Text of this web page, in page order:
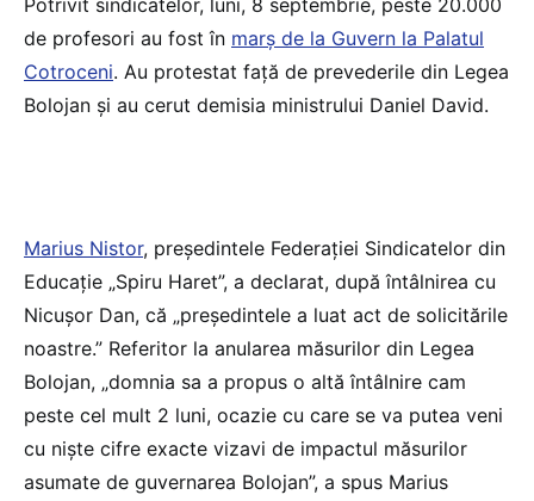
de profesori au fost în marș de la Guvern la Palatul
Cotroceni. Au protestat față de prevederile din Legea
Bolojan și au cerut demisia ministrului Daniel David.
Marius Nistor, președintele Federației Sindicatelor din
Educație „Spiru Haret”, a declarat, după întâlnirea cu
Nicușor Dan, că „președintele a luat act de solicitările
noastre.” Referitor la anularea măsurilor din Legea
Bolojan, „domnia sa a propus o altă întâlnire cam
peste cel mult 2 luni, ocazie cu care se va putea veni
cu niște cifre exacte vizavi de impactul măsurilor
asumate de guvernarea Bolojan”, a spus Marius